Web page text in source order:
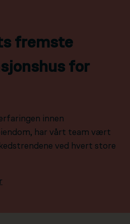
fremste
for
innen
har vårt team vært
ved hvert store